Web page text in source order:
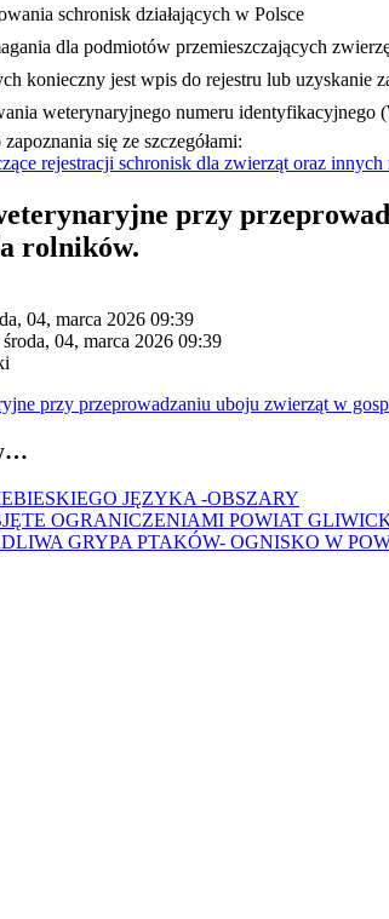
schronisk działających w Polsce
dla podmiotów przemieszczających
konieczny jest wpis do rejestru lub uzyskanie
weterynaryjnego numeru identyfikacyjnego
się ze szczegółami:
rejestracji schronisk dla zwierząt oraz
przy
rolników.
04, marca 2026 09:39
04, marca 2026 09:39
przy przeprowadzaniu uboju zwierząt w
JĘZYKA -OBSZARY
OGRANICZENIAMI POWIAT
GRYPA PTAKÓW- OGNISKO W